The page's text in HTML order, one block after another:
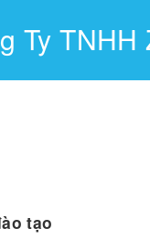
Ty TNHH
tạo